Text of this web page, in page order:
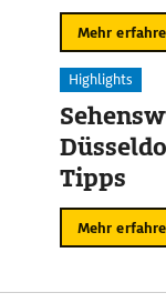
Mehr
Highlights
Tipps
Mehr